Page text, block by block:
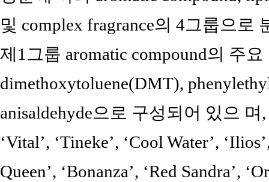
및 complex fragrance의 4그룹으로
제1그룹 aromatic compound의 주
dimethoxytoluene(DMT),
anisaldehyde으로 구성되어 있으 며
‘Vital’, ‘Tineke’, ‘Cool Water’,
Queen’, ‘Bonanza’, ‘Red Sandra’,